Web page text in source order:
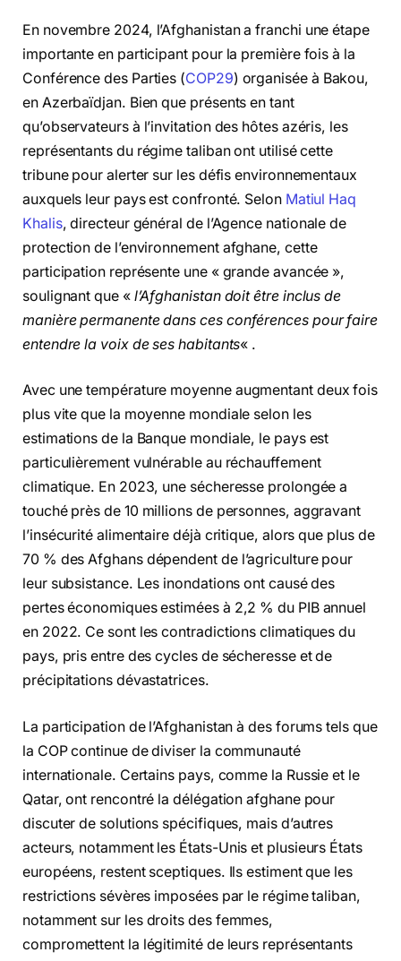
En novembre 2024, l’Afghanistan a franchi une étape
importante en participant pour la première fois à la
Conférence des Parties (COP29) organisée à Bakou,
en Azerbaïdjan. Bien que présents en tant
qu’observateurs à l’invitation des hôtes azéris, les
représentants du régime taliban ont utilisé cette
tribune pour alerter sur les défis environnementaux
auxquels leur pays est confronté. Selon Matiul Haq
Khalis, directeur général de l’Agence nationale de
protection de l’environnement afghane, cette
participation représente une « grande avancée »,
soulignant que « l’Afghanistan doit être inclus de
manière permanente dans ces conférences pour faire
entendre la voix de ses habitants« .
Avec une température moyenne augmentant deux fois
plus vite que la moyenne mondiale selon les
estimations de la Banque mondiale, le pays est
particulièrement vulnérable au réchauffement
climatique. En 2023, une sécheresse prolongée a
touché près de 10 millions de personnes, aggravant
l’insécurité alimentaire déjà critique, alors que plus de
70 % des Afghans dépendent de l’agriculture pour
leur subsistance. Les inondations ont causé des
pertes économiques estimées à 2,2 % du PIB annuel
en 2022. Ce sont les contradictions climatiques du
pays, pris entre des cycles de sécheresse et de
précipitations dévastatrices.
La participation de l’Afghanistan à des forums tels que
la COP continue de diviser la communauté
internationale. Certains pays, comme la Russie et le
Qatar, ont rencontré la délégation afghane pour
discuter de solutions spécifiques, mais d’autres
acteurs, notamment les États-Unis et plusieurs États
européens, restent sceptiques. Ils estiment que les
restrictions sévères imposées par le régime taliban,
notamment sur les droits des femmes,
compromettent la légitimité de leurs représentants